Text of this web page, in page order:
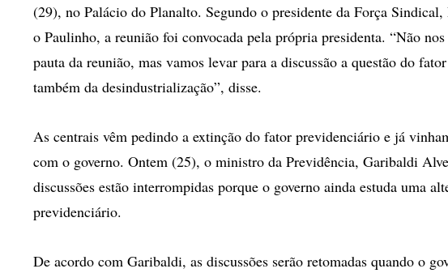
(29), no Palácio do Planalto. Segundo o presidente da Força
o Paulinho, a reunião foi convocada pela própria presidenta. “Não
pauta da reunião, mas vamos levar para a discussão a questão do
também da desindustrialização”, disse.
As centrais vêm pedindo a extinção do fator previdenciário e já
com o governo. Ontem (25), o ministro da Previdência, Garibaldi
discussões estão interrompidas porque o governo ainda estuda uma
previdenciário.
De acordo com Garibaldi, as discussões serão retomadas quando o